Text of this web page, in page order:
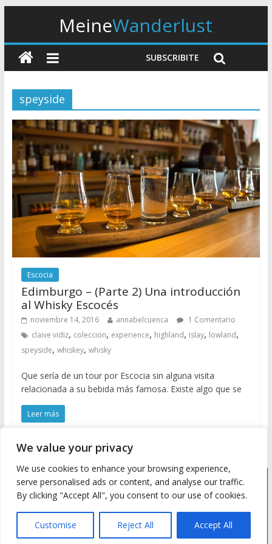
We value your privacy
We use cookies to enhance your browsing experience,
serve personalised ads or content, and analyse our traffic.
By clicking "Accept All", you consent to our use of cookies.
Customise Reject All Accept All
MeineWanderlust
SUBSCRIBITE
speyside
Escocia
Edimburgo – (Parte 2) Una introducción
al Whisky Escocés
noviembre 14, 2016 annabelcuenca
1 Comentario
claive vidiz, coleccion, experience, highland, islay, lowland,
speyside, whiskey, whisky
Que sería de un tour por Escocia sin alguna visita
relacionada a su bebida más famosa. Existe algo que se
Leer más
Copyright © 2026Meine Wanderlust. Todos los derechos
reservados.
Tema: ColorMag by ThemeGrill. Desarrollado conWordPress